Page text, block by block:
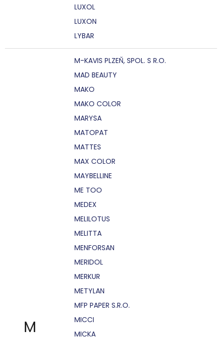
LUXOL
LUXON
LYBAR
M
M-KAVIS PLZEŇ, SPOL. S R.O.
MAD BEAUTY
MAKO
MAKO COLOR
MARYSA
MATOPAT
MATTES
MAX COLOR
MAYBELLINE
ME TOO
MEDEX
MELILOTUS
MELITTA
MENFORSAN
MERIDOL
MERKUR
METYLAN
MFP PAPER S.R.O.
MICCI
MICKA